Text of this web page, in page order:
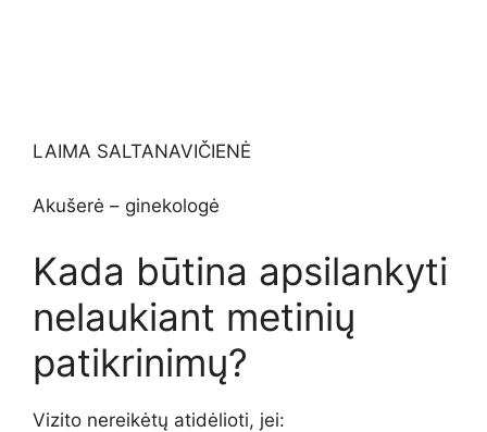
LAIMA SALTANAVIČIENĖ
Akušerė – ginekologė
Kada būtina apsilankyti
nelaukiant metinių
patikrinimų?
Vizito nereikėtų atidėlioti, jei: